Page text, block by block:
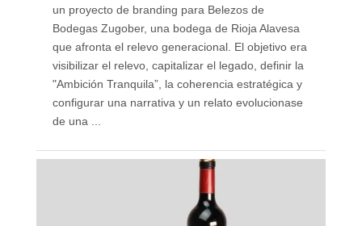
un proyecto de branding para Belezos de
Bodegas Zugober, una bodega de Rioja Alavesa
que afronta el relevo generacional. El objetivo era
visibilizar el relevo, capitalizar el legado, definir la
"Ambición Tranquila”, la coherencia estratégica y
configurar una narrativa y un relato evolucionase
de una ...